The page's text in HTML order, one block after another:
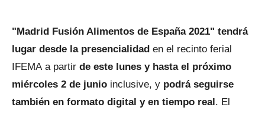
"Madrid Fusión Alimentos de España 2021" tendrá
lugar desde la presencialidad en el recinto ferial
IFEMA a partir de este lunes y hasta el próximo
miércoles 2 de junio inclusive, y podrá seguirse
también en formato digital y en tiempo real. El